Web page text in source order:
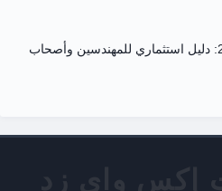
تكلفة بناء المتر المربع 2026: دليل استثماري للمهندسين وأصحاب